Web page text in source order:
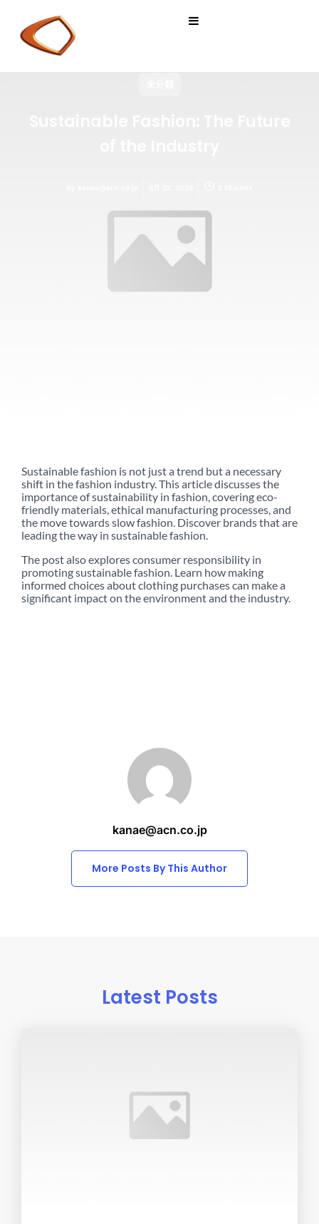
Sustainable fashion is not just a trend but a necessary
shift in the fashion industry. This article discusses the
importance of sustainability in fashion, covering eco-
friendly materials, ethical manufacturing processes, and
the move towards slow fashion. Discover brands that are
leading the way in sustainable fashion.
The post also explores consumer responsibility in
promoting sustainable fashion. Learn how making
informed choices about clothing purchases can make a
significant impact on the environment and the industry.
kanae@acn.co.jp
More Posts By This Author
Latest Posts